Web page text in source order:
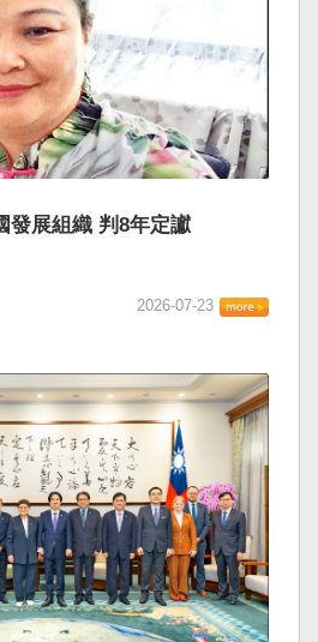
發展組織 判8年定讞
2026-07-23